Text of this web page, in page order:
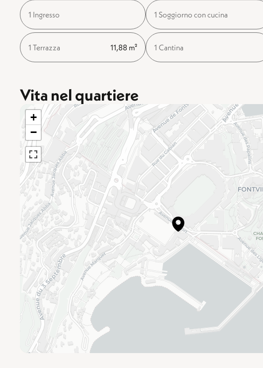
1 Ingresso 1 Soggiorno con cucina
1 Terrazza 11,88 m² 1 Cantina
Vita nel quartiere
+
−